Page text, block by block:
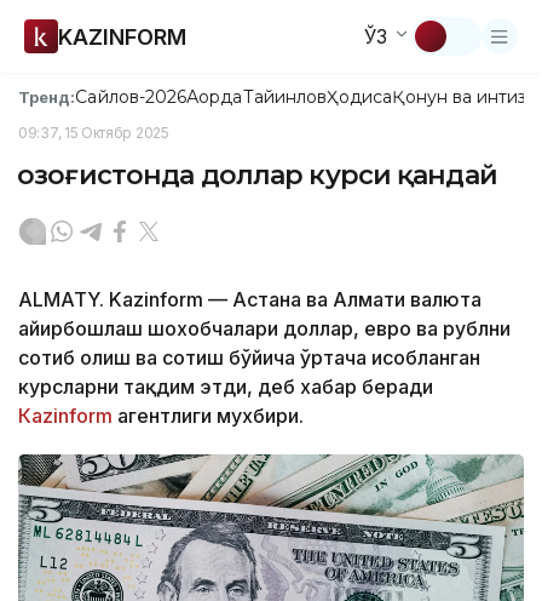
KAZINFORM ЎЗ
Тренд:Сайлов-2026АқордаТайинловҲодисаҚонун ва
09:37, 15 Октябр 2025
Қозоғистонда доллар курси қандай
ALMATY. Kazinform — Астана ва Алмати валюта
айирбошлаш шохобчалари доллар, евро ва рублни
сотиб олиш ва сотиш бўйича ўртача ҳисобланган
курсларни тақдим этди, деб хабар беради
Кazinform агентлиги мухбири.